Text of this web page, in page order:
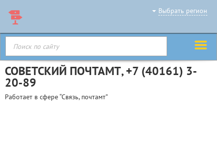
Выбрать регион
СОВЕТСКИЙ ПОЧТАМТ,+7 (40161) 3-
20-89
Работает в сфере “Связь, почтамт”